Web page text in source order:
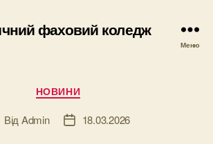
фаховий коледж
Меню
Категорії
НОВИНИ
Від Admin
Дата18.03.2026